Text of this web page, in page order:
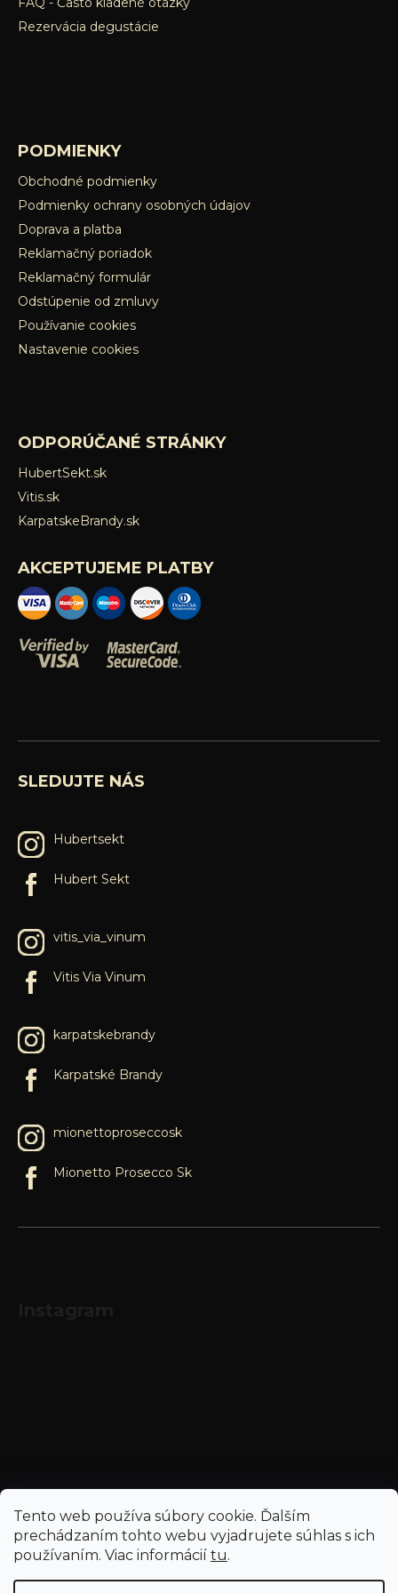
Tento web používa súbory cookie. Ďalším
prechádzaním tohto webu vyjadrujete súhlas s ich
používaním. Viac informácií tu.
Rezervácia degustácie
PODMIENKY
Obchodné podmienky
Podmienky ochrany osobných údajov
Doprava a platba
Reklamačný poriadok
Reklamačný formulár
Odstúpenie od zmluvy
Používanie cookies
Nastavenie cookies
ODPORÚČANÉ STRÁNKY
HubertSekt.sk
Vitis.sk
KarpatskeBrandy.sk
AKCEPTUJEME PLATBY
SLEDUJTE NÁS
Hubertsekt
Hubert Sekt
vitis_via_vinum
Vitis Via Vinum
karpatskebrandy
Karpatské Brandy
mionettoproseccosk
Mionetto Prosecco Sk
Vytvoril Shoptet a
Copyright 2026Najnapoje.sk - Hubert J.E.. Všetky práva